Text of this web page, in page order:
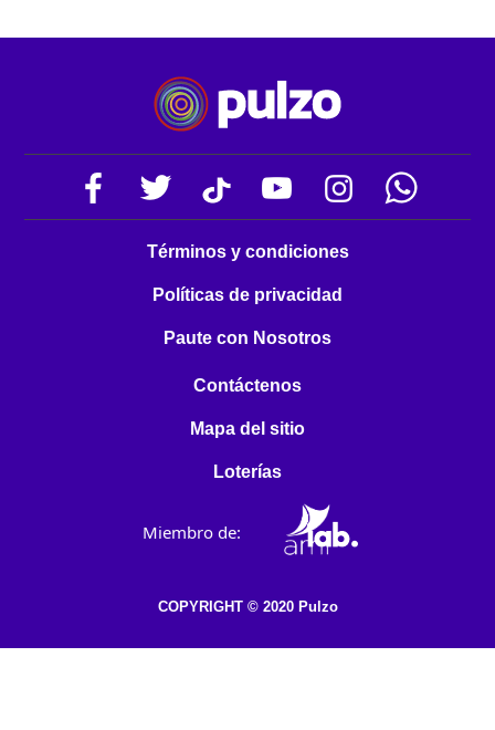
Términos y condiciones
Políticas de privacidad
Paute con Nosotros
Contáctenos
Mapa del sitio
Loterías
Miembro de:
COPYRIGHT © 2020 Pulzo